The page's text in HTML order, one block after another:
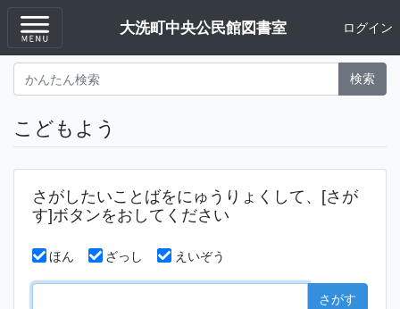
大洗町中央公民館図書室 ログイン
検索
こどもよう
さがしたいことばをにゅうりょくして、[さが
す]ボタンをおしてください
ほん ざっし えいぞう
さがす